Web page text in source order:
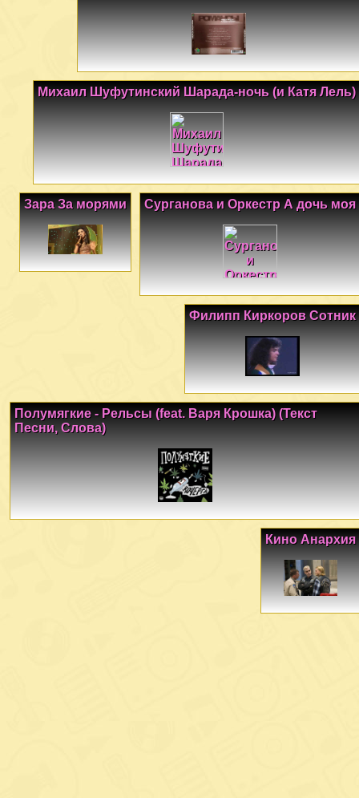
Михаил Шуфутинский Шарада-ночь (и Катя Лель)
Сурганова и Оркестр А дочь моя
Зара За морями
Филипп Киркоров Сотник
Полумягкие - Рельсы (feat. Варя Крошка) (Текст
Песни, Слова)
Кино Анархия